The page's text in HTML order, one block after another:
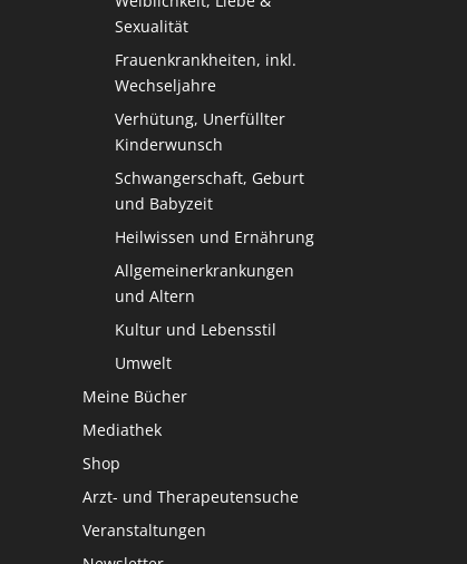
Sexualität
Frauenkrankheiten, inkl.
Wechseljahre
Verhütung, Unerfüllter
Kinderwunsch
Schwangerschaft, Geburt
und Babyzeit
Heilwissen und Ernährung
Allgemeinerkrankungen
und Altern
Kultur und Lebensstil
Umwelt
Meine Bücher
Mediathek
Shop
Arzt- und Therapeutensuche
Veranstaltungen